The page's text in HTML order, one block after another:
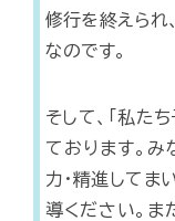
修行を終えられ
なのです。
そして、「私た
ております。
力・精進してま
導ください。ま